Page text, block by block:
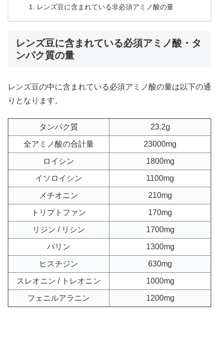
レンズ豆に含まれている非必須アミノ酸の量
レンズ豆に含まれている必須アミノ酸・タ
ンパク質の量
レンズ豆の中に含まれている必須アミノ酸の量は以下の通
りとなります。
タンパク質 23.2g
全アミノ酸の合計量 23000mg
ロイシン 1800mg
イソロイシン 1100mg
メチオニン 210mg
トリプトファン 170mg
リジン / リシン 1700mg
バリン 1300mg
ヒスチジン 630mg
スレオニン / トレオニン 1000mg
フェニルアラニン 1200mg